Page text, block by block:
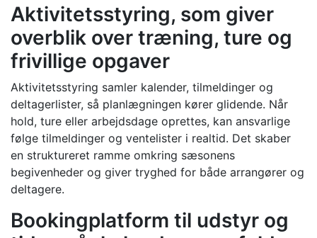
Aktivitetsstyring, som giver
overblik over træning, ture og
frivillige opgaver
Aktivitetsstyring samler kalender, tilmeldinger og
deltagerlister, så planlægningen kører glidende. Når
hold, ture eller arbejdsdage oprettes, kan ansvarlige
følge tilmeldinger og ventelister i realtid. Det skaber
en struktureret ramme omkring sæsonens
begivenheder og giver tryghed for både arrangører og
deltagere.
Bookingplatform til udstyr og